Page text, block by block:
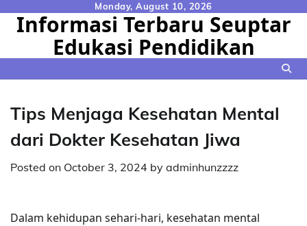
Monday, August 10, 2026
Informasi Terbaru Seuptar
Edukasi Pendidikan
Tips Menjaga Kesehatan Mental
dari Dokter Kesehatan Jiwa
Posted on October 3, 2024 by adminhunzzzz
Dalam kehidupan sehari-hari, kesehatan mental